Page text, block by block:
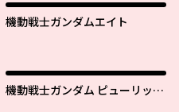
機動戦士ガンダムエイト
機動戦士ガンダム ピューリッツ